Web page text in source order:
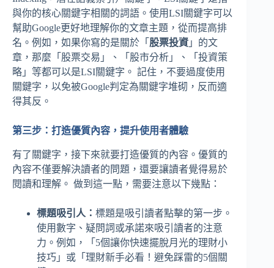
與你的核心關鍵字相關的詞語。使用LSI關鍵字可以
幫助Google更好地理解你的文章主題，從而提高排
名。例如，如果你寫的是關於「 股票投資 」的文
章，那麼「股票交易」、「股市分析」、「投資策
略」等都可以是LSI關鍵字。 記住，不要過度使用
關鍵字，以免被Google判定為關鍵字堆砌，反而適
得其反。
第三步：打造優質內容，提升使用者體驗
有了關鍵字，接下來就要打造優質的內容。優質的
內容不僅要解決讀者的問題，還要讓讀者覺得易於
閱讀和理解。 做到這一點，需要注意以下幾點：
標題吸引人： 標題是吸引讀者點擊的第一步。
使用數字、疑問詞或承諾來吸引讀者的注意
力。例如，「5個讓你快速擺脫月光的理財小
技巧」或「理財新手必看！避免踩雷的5個關